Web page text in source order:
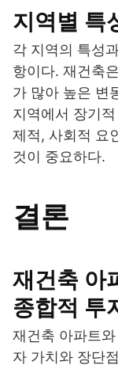
지역별 특
각 지역의 특성
항이다. 재건축
가 많아 높은 변
지역에서 장기
제적, 사회적 요
것이 중요하다.
결론
재건축 아
종합적 투
재건축 아파트
자 가치와 장단